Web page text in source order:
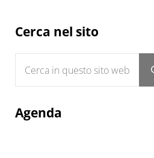
Sidebar
Cerca nel sito
Agenda